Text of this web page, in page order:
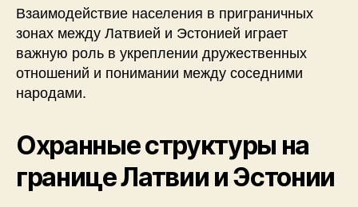
Взаимодействие населения в приграничных
зонах между Латвией и Эстонией играет
важную роль в укреплении дружественных
отношений и понимании между соседними
народами.
Охранные структуры на
границе Латвии и Эстонии